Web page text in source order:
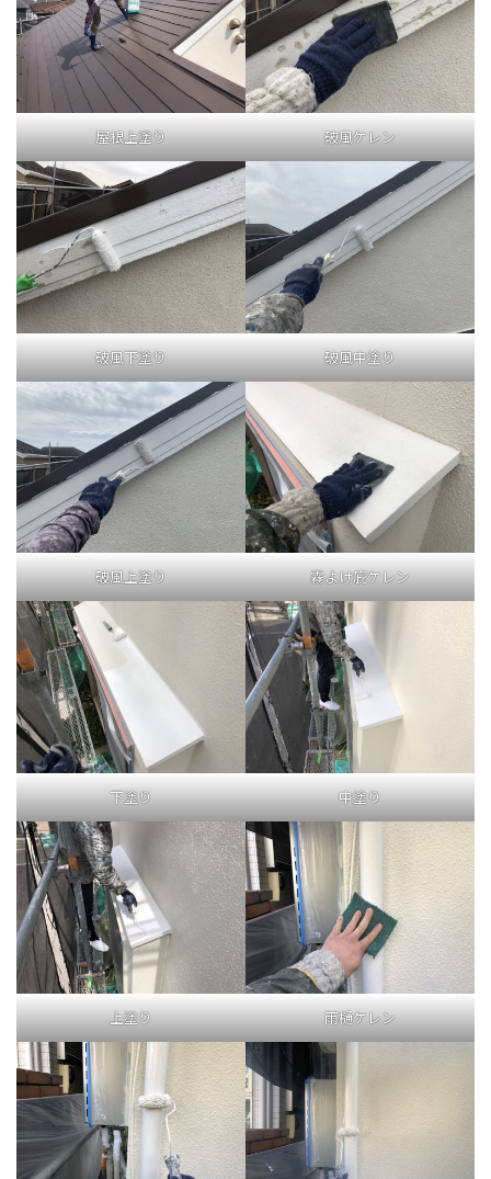
屋根上塗り 破風ケレン
破風下塗り 破風中塗り
破風上塗り 霧よけ庇ケレン
下塗り 中塗り
上塗り 雨樋ケレン